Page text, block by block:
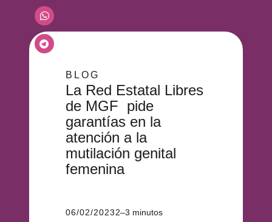
BLOG
La Red Estatal Libres
de MGF pide
garantías en la
atención a la
mutilación genital
femenina
06/02/20232–3 minutos